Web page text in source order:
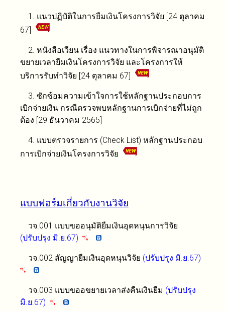
1. แนวปฏิบัติในการยืมเงินโครงการวิจัย [24 ตุลาคม
67]
2. หนังสือเวียน เรื่อง แนวทางในการพิจารณาอนุมัติ
ขยายเวลายืมเงินโครงการวิจัย และโครงการให้
บริการรับทำวิจัย [24 ตุลาคม 67]
3. ซักซ้อมความเข้าใจการใช้หลักฐานประกอบการ
เบิกจ่ายเงิน กรณีตรวจพบหลักฐานการเบิกจ่ายที่ไม่ถูก
ต้อง [29 ธันวาคม 2565]
4. แบบตรวจรายการ (Check List) หลักฐานประกอบ
การเบิกจ่ายเงินโครงการวิจัย
แบบฟอร์มเกี่ยวกับงานวิจัย
วจ.001 แบบขออนุมัติยืมเงินอุดหนุนการวิจัย
(ปรับปรุง มิ.ย.67)
วจ.002 สัญญายืมเงินอุดหนุนวิจัย (ปรับปรุง มิ.ย.67)
วจ.003 แบบขออขยายเวลาส่งคืนเงินยืม (ปรับปรุง
มิ.ย.67)